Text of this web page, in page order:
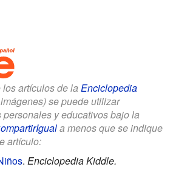
artículos de la Enciclopedia
se puede utilizar
y educativos bajo la
a menos que se indique
artículo:
. Enciclopedia Kiddle.